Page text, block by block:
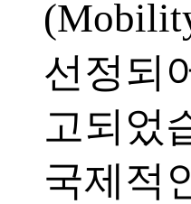
선정되
고되었
국제적